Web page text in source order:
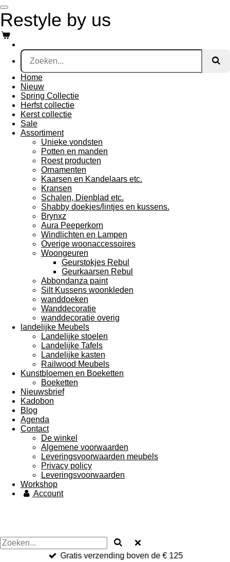
Ga
direct
naar
de
hoofdinhoud
Restyle by us
Home
Nieuw
Spring Collectie
Herfst collectie
Kerst collectie
Sale
Assortiment
Unieke vondsten
Potten en manden
Roest producten
Ornamenten
Kaarsen en Kandelaars etc.
Kransen
Schalen, Dienblad etc.
Shabby doekjes/lintjes en kussens.
Brynxz
Aura Peeperkorn
Windlichten en Lampen
Overige woonaccessoires
Woongeuren
Geurstokjes Rebul
Geurkaarsen Rebul
Abbondanza paint
Silt Kussens woonkleden
wanddoeken
Wanddecoratie
wanddecoratie overig
landelijke Meubels
Landelijke stoelen
Landelijke Tafels
Landelijke kasten
Railwood Meubels
Kunstbloemen en Boeketten
Boeketten
Nieuwsbrief
Kadobon
Blog
Agenda
Contact
De winkel
Algemene voorwaarden
Leveringsvoorwaarden meubels
Privacy policy
Leveringsvoorwaarden
Workshop
Account
Gratis verzending boven de € 125